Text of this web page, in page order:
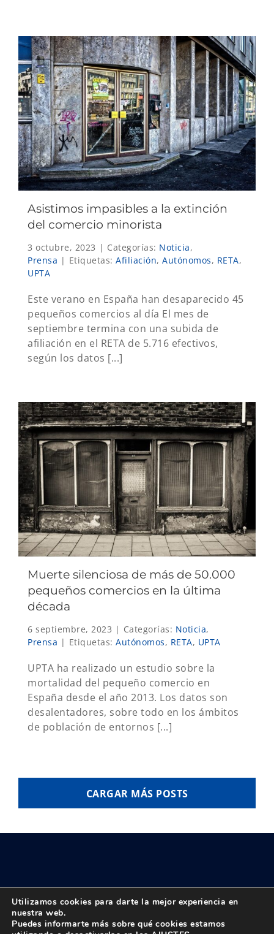
Asistimos impasibles a la extinción
del comercio minorista
3 octubre, 2023 | Categorías: Noticia,
Prensa | Etiquetas: Afiliación, Autónomos, RETA,
UPTA
Este verano en España han desaparecido 45
pequeños comercios al día El mes de
septiembre termina con una subida de
afiliación en el RETA de 5.716 efectivos,
según los datos [...]
Muerte silenciosa de más de 50.000
pequeños comercios en la última
década
6 septiembre, 2023 | Categorías: Noticia,
Prensa | Etiquetas: Autónomos, RETA, UPTA
UPTA ha realizado un estudio sobre la
mortalidad del pequeño comercio en
España desde el año 2013. Los datos son
desalentadores, sobre todo en los ámbitos
de población de entornos [...]
CARGAR MÁS POSTS
© Copyright 2018 - 2026 UPTA | Todos los derechos reservados
Utilizamos cookies para darte la mejor experiencia en
nuestra web.
Puedes informarte más sobre qué cookies estamos